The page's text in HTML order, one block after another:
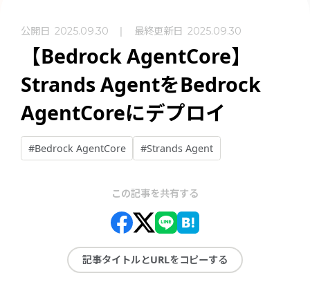
公開日 2025.09.30 最終更新日 2025.09.30
【Bedrock AgentCore】
Strands AgentをBedrock
AgentCoreにデプロイ
#Bedrock AgentCore #Strands Agent
この記事を共有する
記事タイトルとURLをコピーする